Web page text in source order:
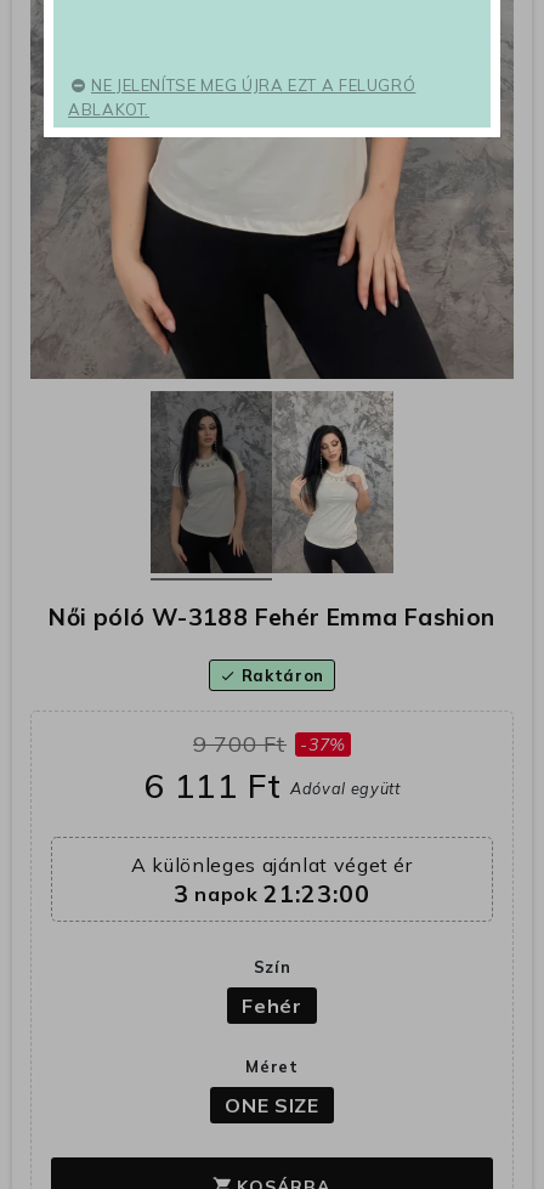
Női póló W-3188 Fehér Emma Fashion
check Raktáron
9 700 Ft -37%
6 111 FtAdóval együtt
A különleges ajánlat véget ér
3 napok 21:23:00
Szín
Fehér
Méret
ONE SIZE
NE JELENÍTSE MEG ÚJRA EZT A FELUGRÓ
ABLAKOT.